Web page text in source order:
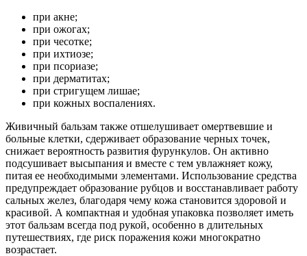
при акне;
при ожогах;
при чесотке;
при ихтиозе;
при псориазе;
при дерматитах;
при стригущем лишае;
при кожных воспалениях. ​​​​
Живичный бальзам также отшелушивает омертвевшие и
больные клетки, сдерживает образование черных точек,
снижает вероятность развития фурункулов. Он активно
подсушивает высыпания и вместе с тем увлажняет кожу,
питая ее необходимыми элементами. Использование средства
предупреждает образование рубцов и восстанавливает работу
сальных желез, благодаря чему кожа становится здоровой и
красивой. А компактная и удобная упаковка позволяет иметь
этот бальзам всегда под рукой, особенно в длительных
путешествиях, где риск поражения кожи многократно
возрастает.